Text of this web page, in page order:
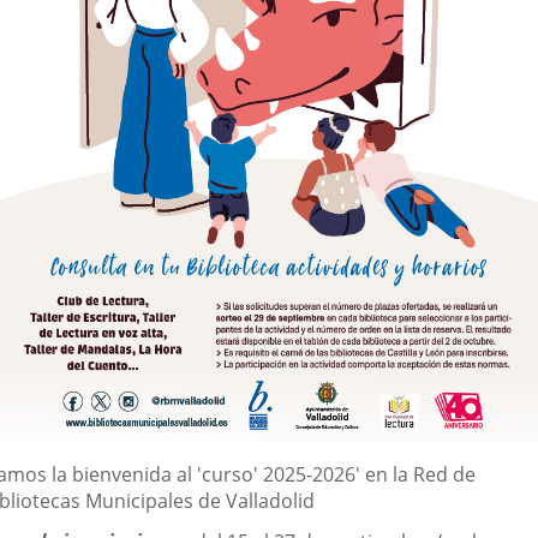
la bienvenida al 'curso' 2025-2026' en la Red de
Municipales de Valladolid